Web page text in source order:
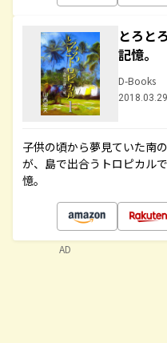
とろと
記憶。
D-Books
子供の頃から夢見ていた南
が、島で出合うトロピカル
憶。
AD